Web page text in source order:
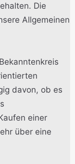
Die
Allgemeinen
davon, ob es
einer
über eine